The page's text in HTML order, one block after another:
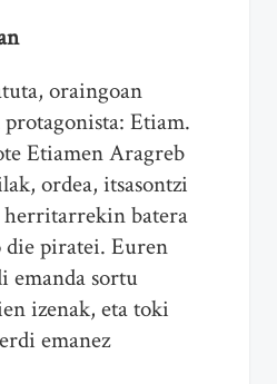
oraingoan
Etiam.
Etiamen Aragreb
ordea, itsasontzi
herritarrekin batera
die piratei. Euren
emanda sortu
izenak, eta toki
emanez